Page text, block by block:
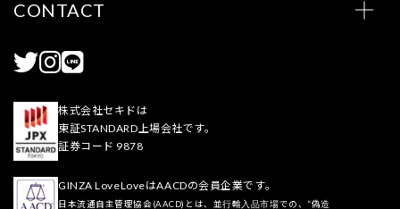
CONTACT
株式会社セキドは
東証STANDARD上場会社です。
証券コード 9878
GINZA LoveLoveはAACDの会員企業です。
日本流通自主管理協会(AACD)とは、並行輸入品市場での、“偽造